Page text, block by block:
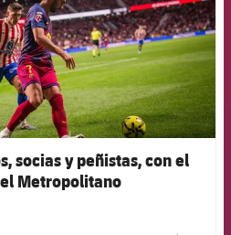
socias y peñistas, con el
Metropolitano